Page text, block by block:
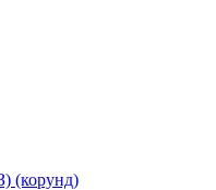
(корунд)